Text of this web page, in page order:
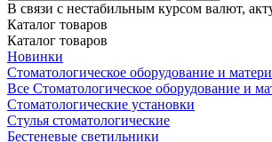
В связи с нестабильным курсом валют,
Каталог товаров
Каталог товаров
Новинки
Стоматологическое оборудование и
Все Стоматологическое оборудование и
Стоматологические установки
Стулья стоматологические
Бестеневые светильники